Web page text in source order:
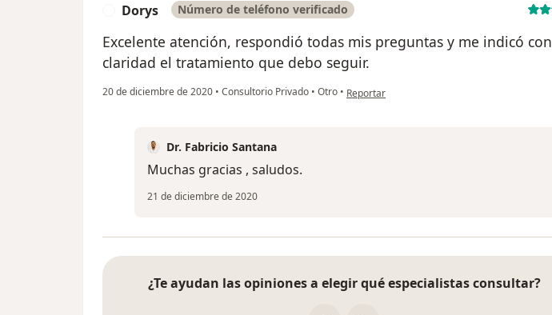
Dorys Número de teléfono verificado
Excelente atención, respondió todas mis preguntas y me indicó con
claridad el tratamiento que debo seguir.
20 de diciembre de 2020 • Consultorio Privado • Otro • en opinión del usuario Dorys
Reportar
Dr. Fabricio Santana
Muchas gracias , saludos.
21 de diciembre de 2020
¿Te ayudan las opiniones a elegir qué especialistas consultar?